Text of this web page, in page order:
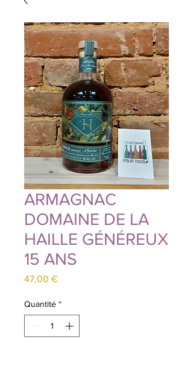
ARMAGNAC
DOMAINE DE LA
HAILLE GÉNÉREUX
15 ANS
47,00 €Prix
Quantité *